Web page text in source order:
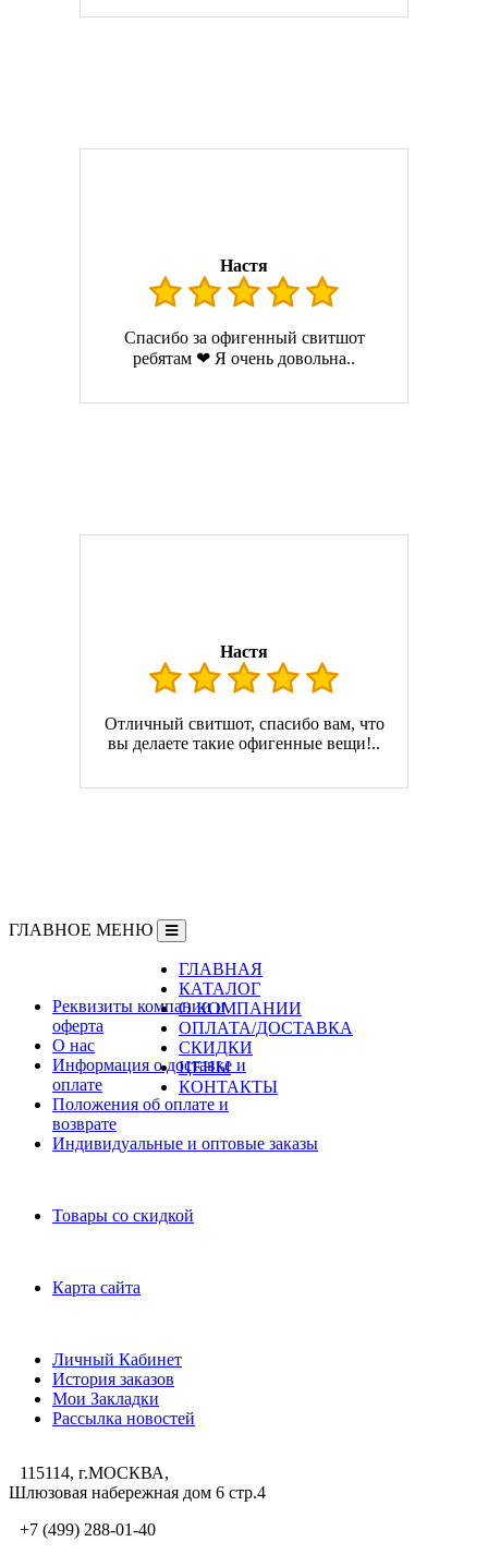
Настя
Спасибо за офигенный свитшот
ребятам ❤ Я очень довольна..
Настя
Отличный свитшот, спасибо вам, что
вы делаете такие офигенные вещи!..
ГЛАВНОЕ МЕНЮ
ГЛАВНАЯ
КАТАЛОГ
О КОМПАНИИ
ОПЛАТА/ДОСТАВКА
СКИДКИ
ЦЕНЫ
КОНТАКТЫ
Реквизиты компании и
оферта
О нас
Информация о доставке и
оплате
Положения об оплате и
возврате
Индивидуальные и оптовые заказы
Товары со скидкой
Карта сайта
Личный Кабинет
История заказов
Мои Закладки
Рассылка новостей
115114, г.МОСКВА,
Шлюзовая набережная дом 6 стр.4
+7 (499) 288-01-40